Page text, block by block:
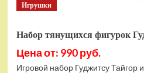
Игрушки
Набор тянущихся фигурок
Цена от: 990 руб.
Игровой набор Гуджитсу Тайгор